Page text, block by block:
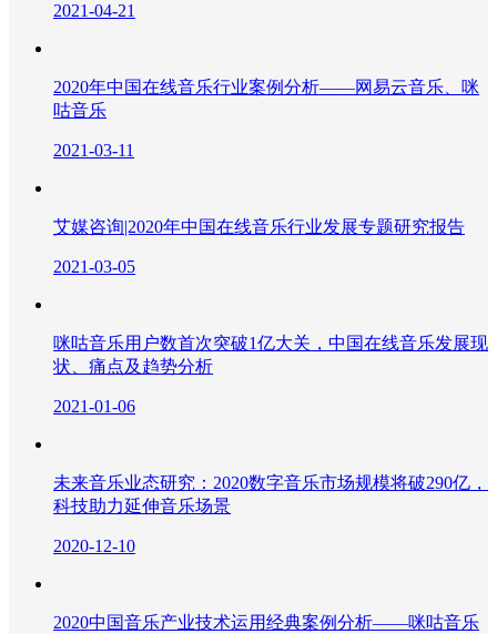
2021-04-21
2020年中国在线音乐行业案例分析——网易云音乐、咪
咕音乐
2021-03-11
艾媒咨询|2020年中国在线音乐行业发展专题研究报告
2021-03-05
咪咕音乐用户数首次突破1亿大关，中国在线音乐发展现
状、痛点及趋势分析
2021-01-06
未来音乐业态研究：2020数字音乐市场规模将破290亿，
科技助力延伸音乐场景
2020-12-10
2020中国音乐产业技术运用经典案例分析——咪咕音乐